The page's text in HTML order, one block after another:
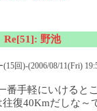
Re[51]: 野池
(15回)-(2006/08/11(Fri)
番手軽にいけると
復40Kmだしな～